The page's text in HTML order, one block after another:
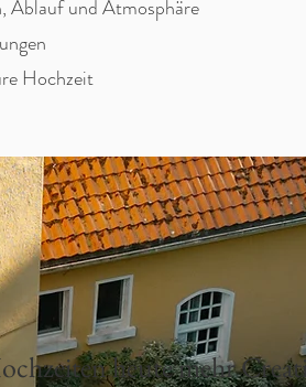
Ablauf und Atmosphäre
Hochzeit
heute mehr